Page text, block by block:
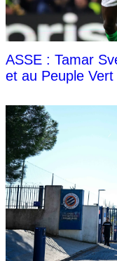
ASSE : Tamar
et au Peuple Vert